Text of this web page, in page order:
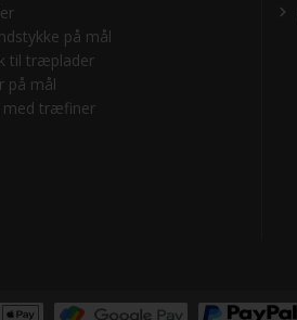
på mål
til træplader
på mål
træfiner